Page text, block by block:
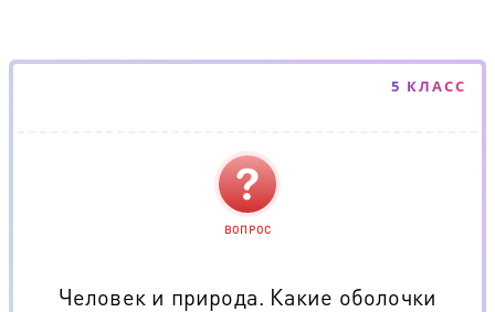
5 КЛАСС
ВОПРОС
Человек и природа. Какие оболочки